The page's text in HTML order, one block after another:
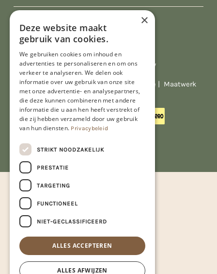
Al onze prijzen zijn incl. BTW
© Copyright 2026 Limburgs Bakwinkeltje | Maatwerk
website webmix
×
Deze website maakt
gebruik van cookies.
We gebruiken cookies om inhoud en
advertenties te personaliseren en om ons
verkeer te analyseren. We delen ook
informatie over uw gebruik van onze site
met onze advertentie- en analysepartners,
die deze kunnen combineren met andere
informatie die u aan hen heeft verstrekt of
die zij hebben verzameld door uw gebruik
van hun diensten. Privacybeleid
STRIKT NOODZAKELIJK
PRESTATIE
TARGETING
FUNCTIONEEL
NIET-GECLASSIFICEERD
ALLES ACCEPTEREN
ALLES AFWIJZEN